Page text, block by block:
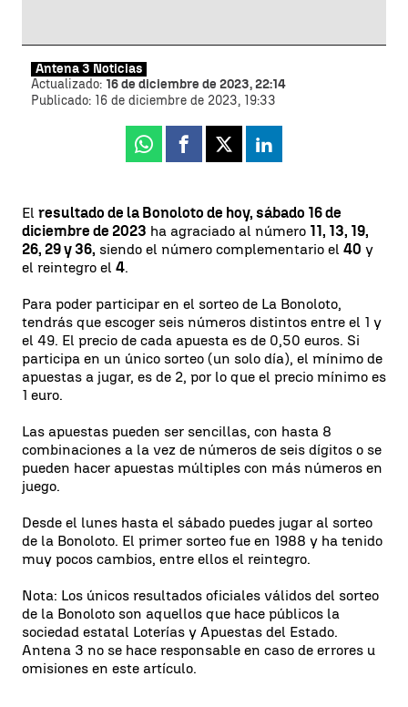
Antena 3 Noticias
Actualizado: 16 de diciembre de 2023, 22:14
Publicado: 16 de diciembre de 2023, 19:33
Whatsapp
Facebook
X Linkedin
El resultado de la Bonoloto de hoy, sábado 16 de
diciembre de 2023 ha agraciado al número 11, 13, 19,
26, 29 y 36, siendo el número complementario el 40 y
el reintegro el 4.
Para poder participar en el sorteo de La Bonoloto,
tendrás que escoger seis números distintos entre el 1 y
el 49. El precio de cada apuesta es de 0,50 euros. Si
participa en un único sorteo (un solo día), el mínimo de
apuestas a jugar, es de 2, por lo que el precio mínimo es
1 euro.
Las apuestas pueden ser sencillas, con hasta 8
combinaciones a la vez de números de seis dígitos o se
pueden hacer apuestas múltiples con más números en
juego.
Desde el lunes hasta el sábado puedes jugar al sorteo
de la Bonoloto. El primer sorteo fue en 1988 y ha tenido
muy pocos cambios, entre ellos el reintegro.
Nota: Los únicos resultados oficiales válidos del sorteo
de la Bonoloto son aquellos que hace públicos la
sociedad estatal Loterías y Apuestas del Estado.
Antena 3 no se hace responsable en caso de errores u
omisiones en este artículo.